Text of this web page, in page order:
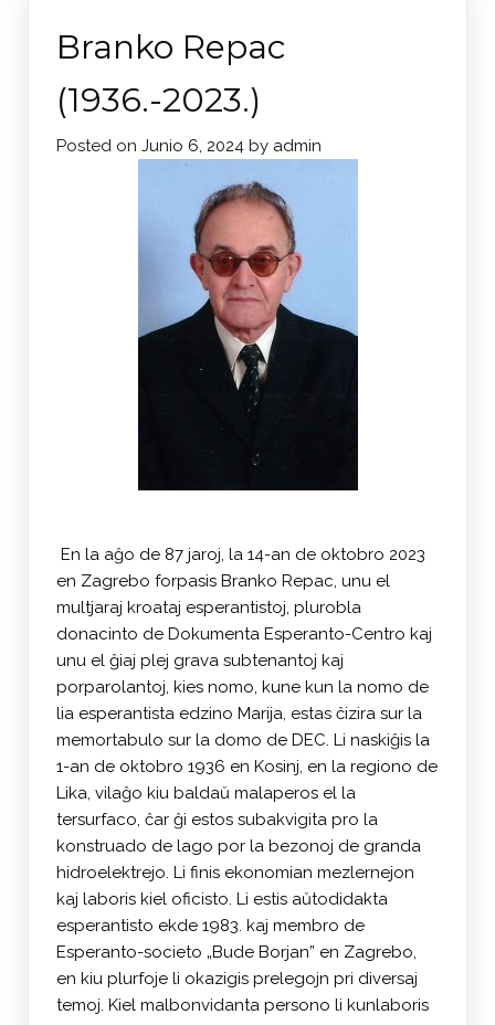
Branko Repac
(1936.-2023.)
Posted on Junio 6, 2024 by admin
En la aĝo de 87 jaroj, la 14-an de oktobro 2023
en Zagrebo forpasis Branko Repac, unu el
multjaraj kroataj esperantistoj, plurobla
donacinto de Dokumenta Esperanto-Centro kaj
unu el ĝiaj plej grava subtenantoj kaj
porparolantoj, kies nomo, kune kun la nomo de
lia esperantista edzino Marija, estas ĉizira sur la
memortabulo sur la domo de DEC. Li naskiĝis la
1-an de oktobro 1936 en Kosinj, en la regiono de
Lika, vilaĝo kiu baldaŭ malaperos el la
tersurfaco, ĉar ĝi estos subakvigita pro la
konstruado de lago por la bezonoj de granda
hidroelektrejo. Li finis ekonomian mezlernejon
kaj laboris kiel oficisto. Li estis aŭtodidakta
esperantisto ekde 1983. kaj membro de
Esperanto-societo „Bude Borjan” en Zagrebo,
en kiu plurfoje li okazigis prelegojn pri diversaj
temoj. Kiel malbonvidanta persono li kunlaboris